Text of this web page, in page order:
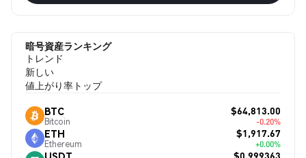
暗号資産ランキング
トレンド
新しい
値上がり率トップ
BTC
Bitcoin
$64,813.00
-0.20%
ETH
Ethereum
$1,917.67
+0.00%
$0.999363